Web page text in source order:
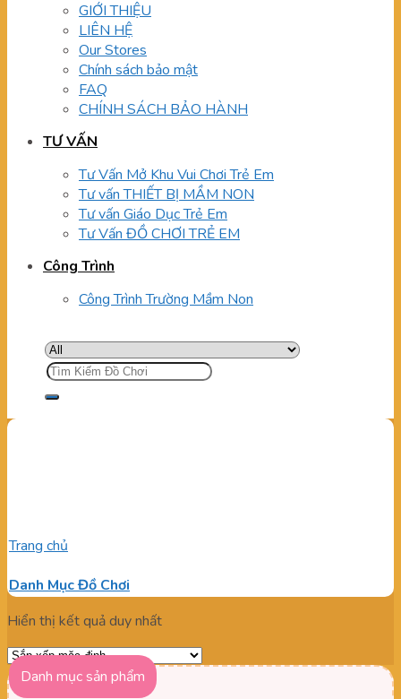
GIỚI THIỆU
LIÊN HỆ
Our Stores
Chính sách bảo mật
FAQ
CHÍNH SÁCH BẢO HÀNH
TƯ VẤN
Tư Vấn Mở Khu Vui Chơi Trẻ Em
Tư vấn THIẾT BỊ MẦM NON
Tư vấn Giáo Dục Trẻ Em
Tư Vấn ĐỒ CHƠI TRẺ EM
Công Trình
Công Trình Trường Mầm Non
Tìm
kiếm:
Trang chủ
Danh Mục Đồ Chơi
Hiển thị kết quả duy nhất
Danh mục sản phẩm